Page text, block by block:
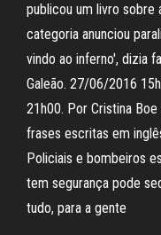
publicou um livro
categoria anunciou
vindo ao inferno', dizia
Galeão. 27/06/2016
21h00. Por Cristina
frases escritas em
Policiais e bombeiros
tem segurança pode
tudo, para a gente